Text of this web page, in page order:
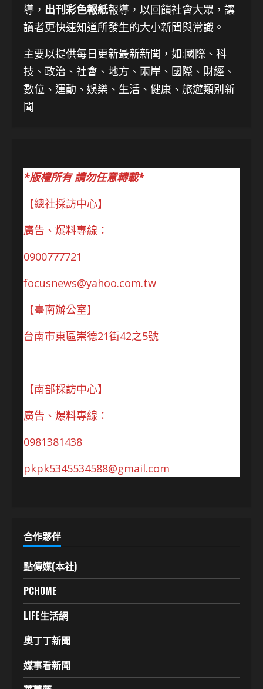
導， 出刊彩色報紙報導，以回饋社會大眾，讓
讀者更快速知道所發生的大小新聞與常識。
主要以提供每日更新最新新聞 ，如:國際、科
技、 政治、社會、地方、兩岸、國際、財經、
數位、運動、娛樂、生活、健康、旅遊類別新
聞
*版權所有 請勿任意轉載*
【總社採訪中心】
廣告、爆料專線：
0900777721
focusnews@yahoo.com.tw
【臺南辦公室】
台南市東區崇德21街42之5號
【南部採訪中心】
廣告、爆料專線：
0981381438
pkpk5345534588@gmail.com
合作夥伴
點傳媒(本社)
PCHOME
LIFE生活網
奧丁丁新聞
媒事看新聞